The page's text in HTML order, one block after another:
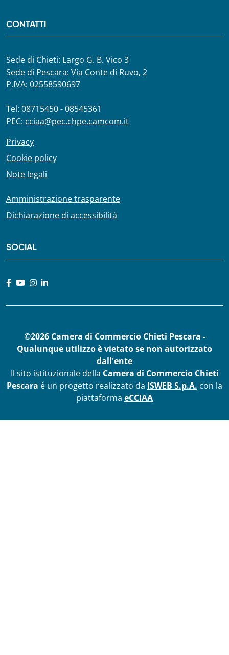
CONTATTI
Sede di Chieti: Largo G. B. Vico 3
Sede di Pescara: Via Conte di Ruvo, 2
P.IVA: 02558590697
Tel: 08715450 - 08545361
PEC: cciaa@pec.chpe.camcom.it
Privacy
Cookie policy
Note legali
Amministrazione trasparente
Dichiarazione di accessibilità
SOCIAL
©2026 Camera di Commercio Chieti Pescara -
Qualunque utilizzo è vietato se non autorizzato
dall'ente
Il sito istituzionale della Camera di Commercio Chieti
Pescara è un progetto realizzato da ISWEB S.p.A. con la
piattaforma eCCIAA